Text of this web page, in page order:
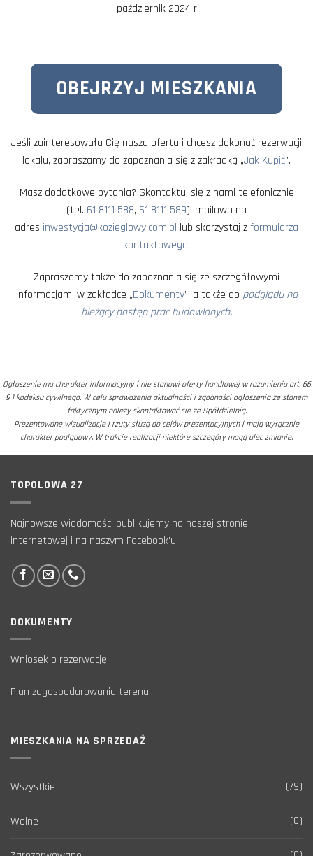
październik 2024 r.
OBEJRZYJ MIESZKANIA
Jeśli zainteresowała Cię nasza oferta i chcesz dokonać rezerwacji
lokalu, zapraszamy do zapoznania się z zakładką „Jak Kupić”.
Masz dodatkowe pytania? Skontaktuj się z nami telefonicznie
(tel. 61 8111 588, 61 8111 589), mailowo na
adres inwestycja@kozieglowy.com.pl lub skorzystaj zformularza
kontaktowego.
Zapraszamy także do zapoznania się ze szczegółowymi
informacjami w zakładce „Dokumenty”, a także do podglądu na
bieżący postęp prac budowlanych.
Ogłoszenie ma charakter informacyjny i nie stanowi oferty handlowej w rozumieniu art. 66
§ 1 kodeksu cywilnego. W celu sprawdzenia aktualności i zgodności ogłoszenia ze stanem
faktycznym należy skontaktować się ze Spółdzielnią.
Prezentowane wizualizacje i rzuty służą do celów prezentacyjnych i mają wyłącznie
charakter poglądowy. W trakcie realizacji niektóre szczegóły mogą ulec zmianie.
TOPOLOWA 27
Najnowsze wiadomości publikujemy na naszej stronie
internetowej i na naszym Facebook'u
DOKUMENTY
Wniosek o rezerwację
Plan zagospodarowania terenu
MIESZKANIA NA SPRZEDAŻ
Wszystkie (79)
Wolne (0)